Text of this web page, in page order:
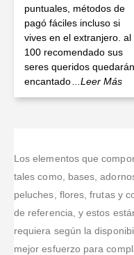
puntuales, métodos de
pagó fáciles incluso si
vives en el extranjero. al
100 recomendado sus
seres queridos quedarán
encantado
...Leer Más
Los elementos que
tales como, bases,
peluches, flores, frutas y
de referencia, y estos
requiera según la
mejor esfuerzo para